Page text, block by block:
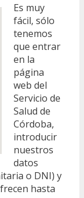
Es muy
fácil, sólo
tenemos
que entrar
en la
página
web del
Servicio de
Salud de
Córdoba,
introducir
nuestros
datos
o DNI) y
hasta